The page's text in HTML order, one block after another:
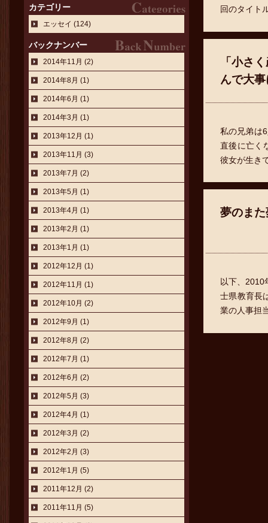
カテゴリー
エッセイ (124)
バックナンバー
2014年11月 (2)
2014年8月 (1)
2014年6月 (1)
2014年3月 (1)
2013年12月 (1)
2013年11月 (3)
2013年7月 (2)
2013年5月 (1)
2013年4月 (1)
2013年2月 (1)
2013年1月 (1)
2012年12月 (1)
2012年11月 (1)
2012年10月 (2)
2012年9月 (1)
2012年8月 (2)
2012年7月 (1)
2012年6月 (2)
2012年5月 (3)
2012年4月 (1)
2012年3月 (2)
2012年2月 (3)
2012年1月 (5)
2011年12月 (2)
2011年11月 (5)
回のタイト
「小さ
んで大
私の兄弟は
直後に亡く
彼女が生き
夢のま
以下、2010
士県教育長
業の人事担